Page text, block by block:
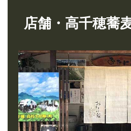
店舗・高千穂蕎